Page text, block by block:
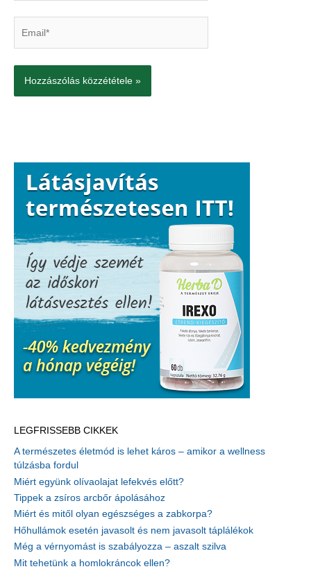
LEGFRISSEBB CIKKEK
A természetes életmód is lehet káros – amikor a wellness
túlzásba fordul
Miért együnk olívaolajat lefekvés előtt?
Tippek a zsíros arcbőr ápolásához
Miért és mitől olyan egészséges a zabkorpa?
Hőhullámok esetén javasolt és nem javasolt táplálékok
Még a vérnyomást is szabályozza – aszalt szilva
Mit tehetünk a homlokráncok ellen?